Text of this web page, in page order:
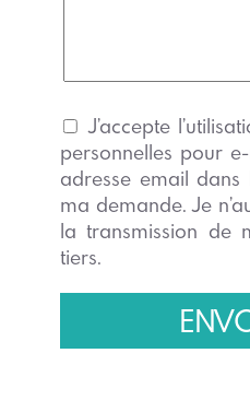
J’accepte
personnelles pour
adresse email
ma demande. Je
la transmission de
tiers.